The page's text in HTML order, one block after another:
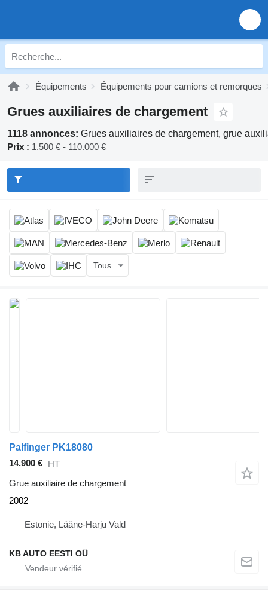
Équipements Équipements pour camions et remorques
Grues auxiliaires de chargement
1118 annonces: Grues auxiliaires de chargement, grue
Prix : 1.500 € - 110.000 €
Tous
Palfinger PK18080
14.900 € HT
Grue auxiliaire de chargement
2002
Estonie, Lääne-Harju Vald
KB AUTO EESTI OÜ